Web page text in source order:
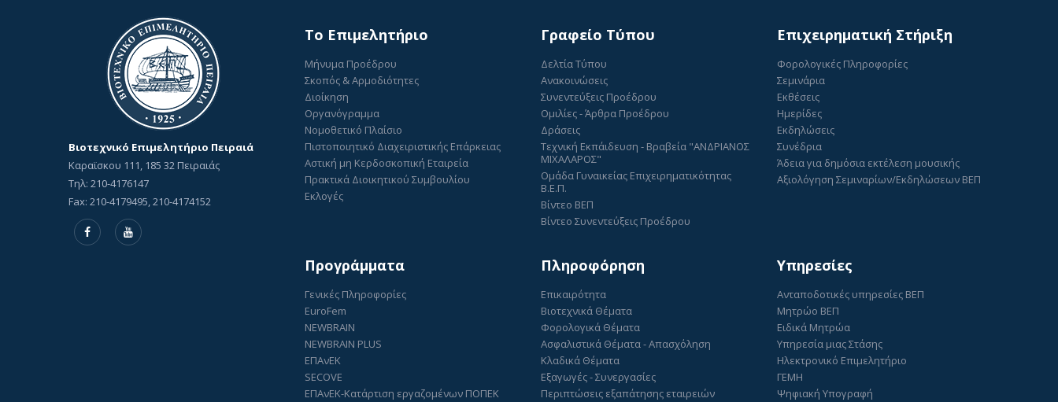
Βιοτεχνικό Επιμελητήριο Πειραιά
Καραϊσκου 111, 185 32 Πειραιάς
Τηλ: 210-4176147
Fax: 210-4179495, 210-4174152
To Επιμελητήριο
Μήνυμα Προέδρου
Σκοπός & Αρμοδιότητες
Διοίκηση
Οργανόγραμμα
Νομοθετικό Πλαίσιο
Πιστοποιητικό Διαχειριστικής Επάρκειας
Αστική μη Κερδοσκοπική Εταιρεία
Πρακτικά Διοικητικού Συμβουλίου
Εκλογές
Γραφείο Τύπου
Δελτία Τύπου
Ανακοινώσεις
Συνεντεύξεις Προέδρου
Ομιλίες - Άρθρα Προέδρου
Δράσεις
Τεχνική Εκπάιδευση - Βραβεία "ΑΝΔΡΙΑΝΟΣ
ΜΙΧΑΛΑΡΟΣ"
Ομάδα Γυναικείας Επιχειρηματικότητας
Β.Ε.Π.
Βίντεο ΒΕΠ
Βίντεο Συνεντεύξεις Προέδρου
Επιχειρηματική Στήριξη
Φορολογικές Πληροφορίες
Σεμινάρια
Εκθέσεις
Ημερίδες
Εκδηλώσεις
Συνέδρια
Άδεια για δημόσια εκτέλεση μουσικής
Αξιολόγηση Σεμιναρίων/Εκδηλώσεων ΒΕΠ
Προγράμματα
Γενικές Πληροφορίες
EuroFem
NEWBRAIN
NEWBRAIN PLUS
ΕΠΑνΕΚ
SECOVE
ΕΠΑνΕΚ-Κατάρτιση εργαζομένων ΠΟΠΕΚ
Πληροφόρηση
Επικαιρότητα
Βιοτεχνικά Θέματα
Φορολογικά Θέματα
Ασφαλιστικά Θέματα - Απασχόληση
Κλαδικά Θέματα
Εξαγωγές - Συνεργασίες
Περιπτώσεις εξαπάτησης εταιρειών
Υπηρεσίες
Ανταποδοτικές υπηρεσίες ΒΕΠ
Μητρώο ΒΕΠ
Ειδικά Μητρώα
Υπηρεσία μιας Στάσης
Ηλεκτρονικό Επιμελητήριο
ΓΕΜΗ
Ψηφιακή Υπογραφή